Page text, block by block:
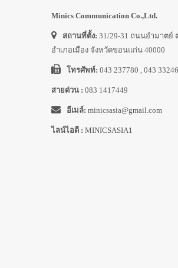
Minics Communication Co.,Ltd.
สถานที่ตั้ง: 31/29-31 ถนนอำมาตย์
อำเภอเมือง จังหวัดขอนแก่น 40000
โทรศัพท์: 043 237780 , 043
สายด่วน : 083 1417449
อีเมล์: minicsasia@gmail.com
ไลน์ไอดี : MINICSASIA1